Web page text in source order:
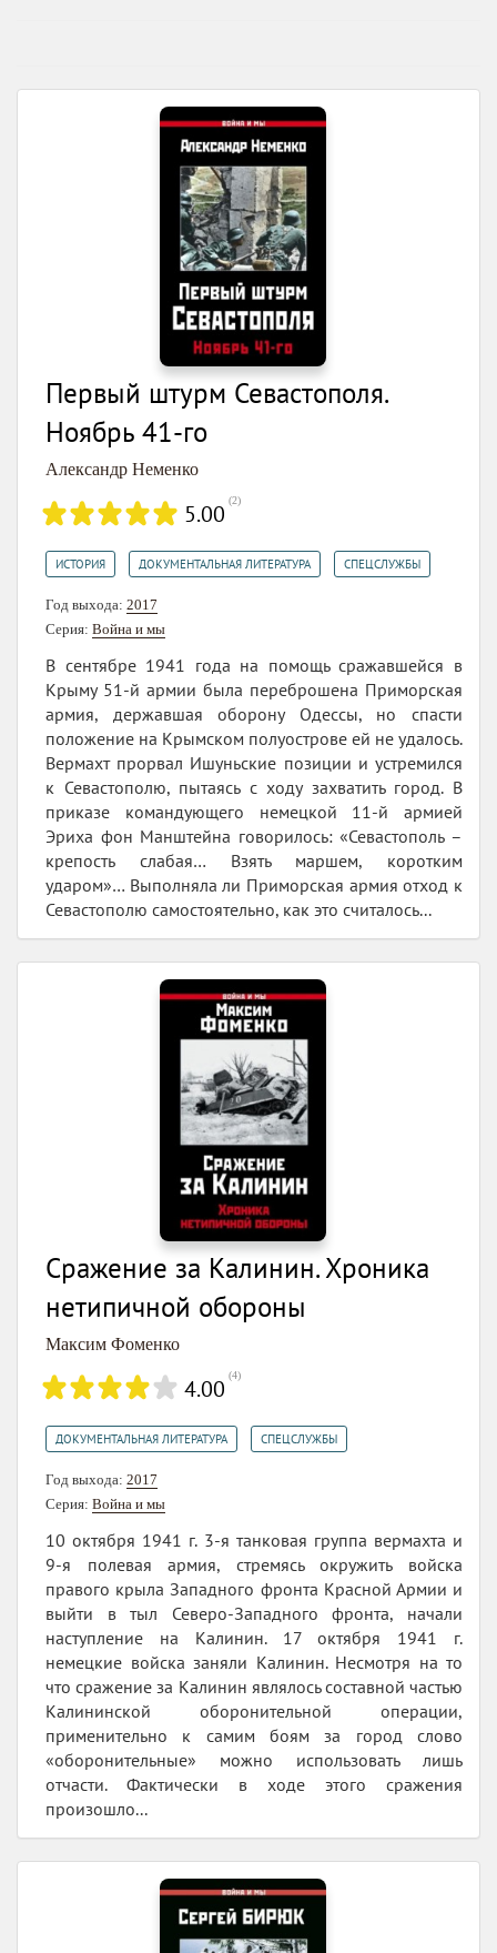
Первый штурм Севастополя.
Ноябрь 41-го
Александр Неменко
5.00 (2)
ИСТОРИЯ ДОКУМЕНТАЛЬНАЯ ЛИТЕРАТУРА СПЕЦСЛУЖБЫ
Год выхода: 2017
Серия: Война и мы
В сентябре 1941 года на помощь сражавшейся в
Крыму 51-й армии была переброшена Приморская
армия, державшая оборону Одессы, но спасти
положение на Крымском полуострове ей не удалось.
Вермахт прорвал Ишуньские позиции и устремился
к Севастополю, пытаясь с ходу захватить город. В
приказе командующего немецкой 11-й армией
Эриха фон Манштейна говорилось: «Севастополь –
крепость слабая… Взять маршем, коротким
ударом»… Выполняла ли Приморская армия отход к
Севастополю самостоятельно, как это считалось...
Сражение за Калинин. Хроника
нетипичной обороны
Максим Фоменко
4.00 (4)
ДОКУМЕНТАЛЬНАЯ ЛИТЕРАТУРА СПЕЦСЛУЖБЫ
Год выхода: 2017
Серия: Война и мы
10 октября 1941 г. 3-я танковая группа вермахта и
9-я полевая армия, стремясь окружить войска
правого крыла Западного фронта Красной Армии и
выйти в тыл Северо-Западного фронта, начали
наступление на Калинин. 17 октября 1941 г.
немецкие войска заняли Калинин. Несмотря на то
что сражение за Калинин являлось составной частью
Калининской оборонительной операции,
применительно к самим боям за город слово
«оборонительные» можно использовать лишь
отчасти. Фактически в ходе этого сражения
произошло...